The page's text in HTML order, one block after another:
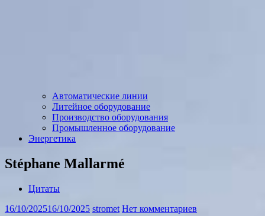
Автоматические линии
Литейное оборудование
Производство оборудования
Промышленное оборудование
Энергетика
Stéphane Mallarmé
Цитаты
16/10/202516/10/2025 stromet Нет комментариев